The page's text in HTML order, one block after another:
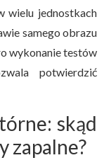
wielu jednostkach
samego obrazu
wykonanie testów
potwierdzić
skąd
zapalne?